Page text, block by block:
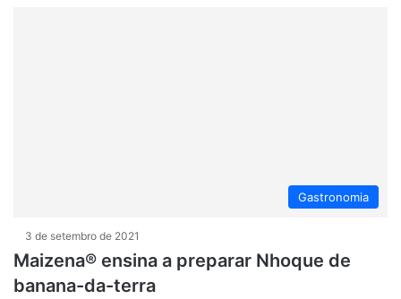
Gastronomia
3 de setembro de 2021
Maizena® ensina a preparar Nhoque de
banana-da-terra